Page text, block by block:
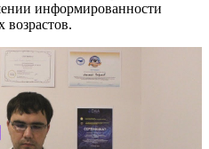
информированности